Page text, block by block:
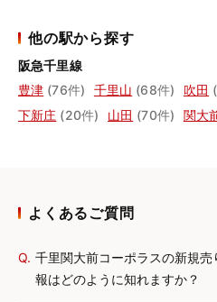
他の駅から探す
阪急千里線
豊津 (76件) 千里山 (68件) 吹田
下新庄 (20件) 山田 (70件) 関大
よくあるご質問
Q. 千里関大前コーポラスの新規
報はどのように知れますか？